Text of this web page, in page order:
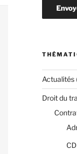
Actualités
Droit du